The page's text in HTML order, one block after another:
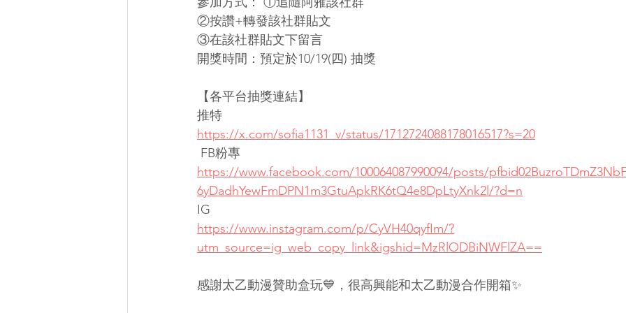
②按讚+轉發該社群貼文
③在該社群貼文下留言
開獎時間：預定於10/19(四) 抽獎
【各平台抽獎連結】
推特
https://x.com/sofia1131_v/status/1712724088178016517?s=20
FB粉專
https://www.facebook.com/100064087990094/posts/
6yDadhYewFmDPN1m3GtuApkRK6tQ4e8DpLtyXnk2l/?d=n
IG
https://www.instagram.com/p/CyVH40qyfIm/?
utm_source=ig_web_copy_link&igshid=MzRlODBiNWFlZA==
感謝太乙動漫贊助盒玩💙，很高興能和太乙動漫合作開箱✨